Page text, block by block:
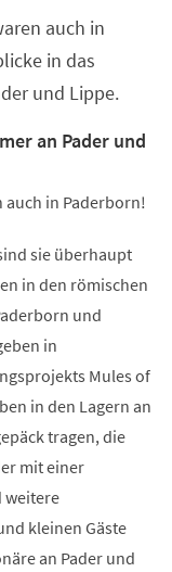
auch in
in das
und Lippe.
an Pader und
auch in Paderborn!
sie überhaupt
in den römischen
und
in
Mules of
in den Lagern an
tragen, die
mit einer
weitere
kleinen Gäste
an Pader und